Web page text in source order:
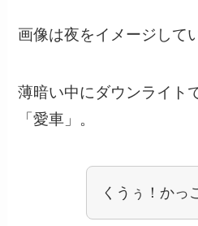
画像は夜をイメージして
薄暗い中にダウンライト
「愛車」。
くうぅ！かっ